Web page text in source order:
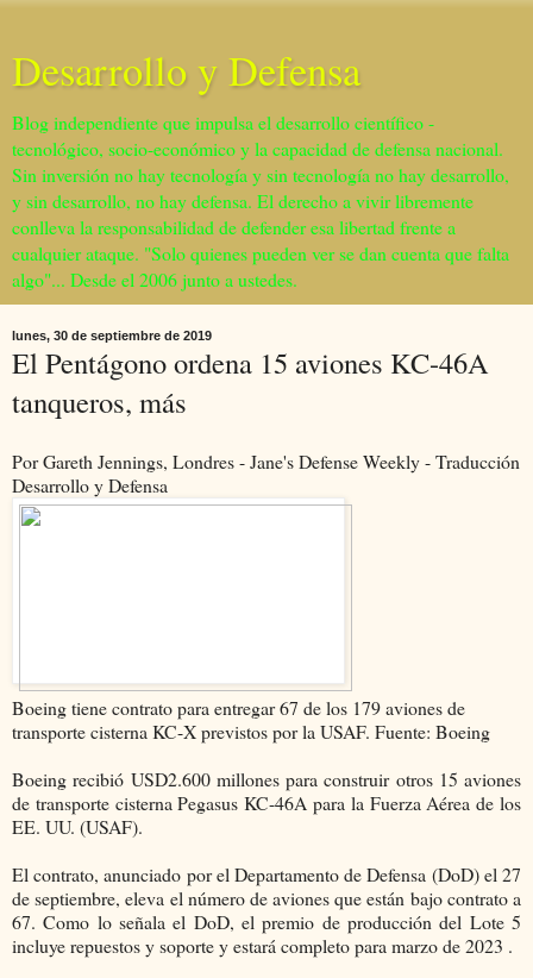
Desarrollo y Defensa
Blog independiente que impulsa el desarrollo científico -
tecnológico, socio-económico y la capacidad de defensa nacional.
Sin inversión no hay tecnología y sin tecnología no hay desarrollo,
y sin desarrollo, no hay defensa. El derecho a vivir libremente
conlleva la responsabilidad de defender esa libertad frente a
cualquier ataque. "Solo quienes pueden ver se dan cuenta que falta
algo"... Desde el 2006 junto a ustedes.
lunes, 30 de septiembre de 2019
El Pentágono ordena 15 aviones KC-46A
tanqueros, más
Por Gareth Jennings, Londres - Jane's Defense Weekly - Traducción
Desarrollo y Defensa
Boeing tiene contrato para entregar 67 de los 179 aviones de
transporte cisterna KC-X previstos por la USAF. Fuente: Boeing
Boeing recibió USD2.600 millones para construir otros 15 aviones
de transporte cisterna Pegasus KC-46A para la Fuerza Aérea de los
EE. UU. (USAF).
El contrato, anunciado por el Departamento de Defensa (DoD) el 27
de septiembre, eleva el número de aviones que están bajo contrato a
67. Como lo señala el DoD, el premio de producción del Lote 5
incluye repuestos y soporte y estará completo para marzo de 2023 .